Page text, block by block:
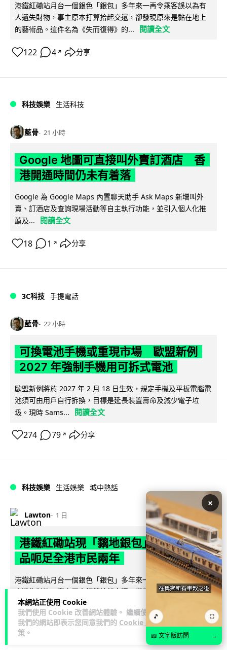
本網站正使用 Cookie
我們使用 Cookie 改善網站體驗。 繼續使用
我們的網站即表示您同意我們的 Cookie 政
策 。
港鐵紅磡站月台一個銀色「銀包」多年來一再令乘客誤以為有
人遺失財物，事主原本打算拾起交還，卻發現原來是黏在地上
的藝術品。這件名為《失而復得》的...
閱讀全文
122 4 ↗ 分享
科技娛樂 生活科技
藍骨 21 小時
Google 地圖可直接叫外賣訂酒店 香
港開通時間仍未有着落
Google 為 Google Maps 內置聊天助手 Ask Maps 新增叫外
賣、訂酒店及查詢現場活動等自主執行功能，並引入個人化推
薦及...
閱讀全文
18 1 ↗ 分享
3C科技 手提電話
藍骨 22 小時
可換電池手機或重現市場 歐盟新例
2027 年強制手機用可拆式電池
歐盟新例將於 2027 年 2 月 18 日生效，規定手機及平板電腦電
池須可由用戶自行拆換，目標是延長裝置壽命及減少電子垃
圾。現時 Sams...
閱讀全文
274 79 ↗ 分享
科技娛樂 生活娛樂 城中熱話
Lawton 1 日
港鐵紅磡站現「黐地銀包」 原來是藝術
品呃足全港市民兩年
港鐵紅磡站月台一個銀色「銀包」多年來一再令乘客誤以為有
人遺失財物，事主原本打算拾起交還，卻發現原來是黏在地上
的藝術品。這件名為《失而復得》的...
122 4↗ 分享
×
🎵 ⛶
📖 文字版訪問 →